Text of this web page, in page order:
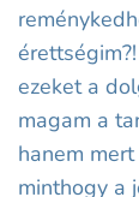
ezeket a
magam a
hanem
minthogy a